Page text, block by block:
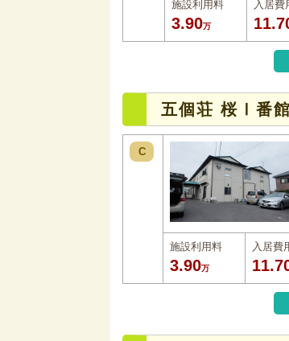
施設利用料
3.90万
入居費
五個荘 桜Ⅰ番館
C
施設利用料
3.90万
入居費